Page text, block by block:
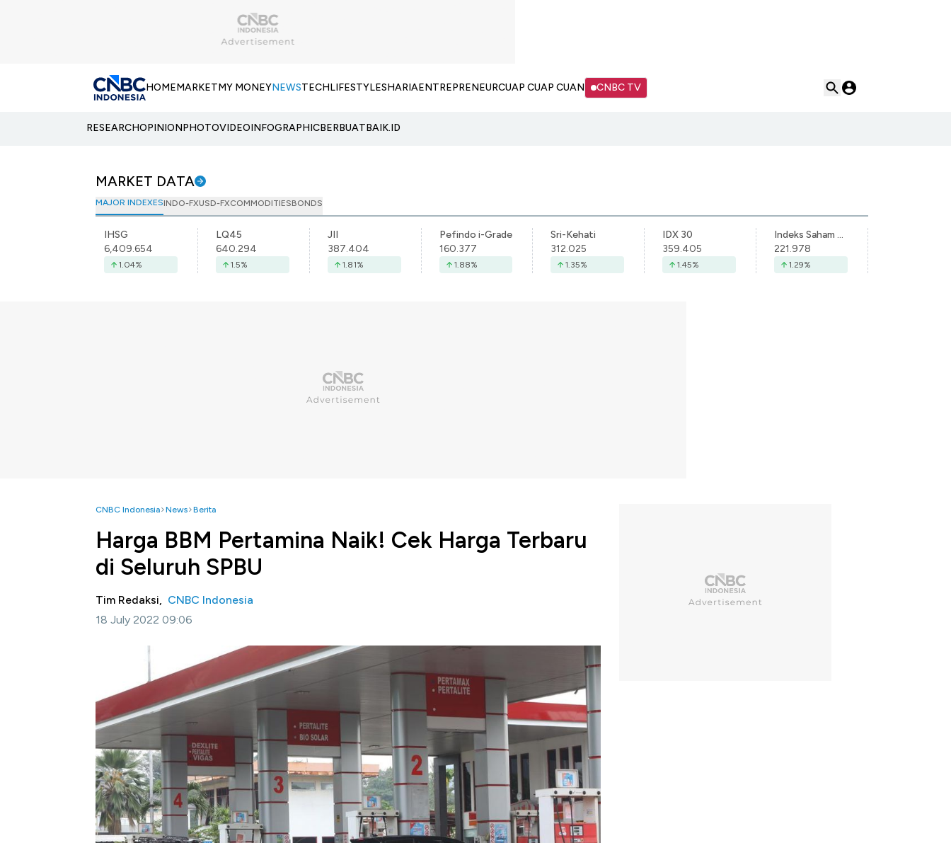
HOMEMARKETMY MONEYNEWSTECHLIFESTYLESHARIAENTREPRENEURCUAP CUAP CUAN CNBC TV
RESEARCHOPINIONPHOTOVIDEOINFOGRAPHICBERBUATBAIK.ID
MARKET DATA
MAJOR INDEXESINDO-FXUSD-FXCOMMODITIESBONDS
IHSG
6,409.654
1.04%
LQ45
640.294
1.5%
JII
387.404
1.81%
Pefindo i-Grade
160.377
1.88%
Sri-Kehati
312.025
1.35%
IDX 30
359.405
1.45%
Indeks Saham Syariah Indonesia
221.978
1.29%
CNBC Indonesia News Berita
Harga BBM Pertamina Naik! Cek Harga Terbaru
di Seluruh SPBU
Tim Redaksi, CNBC Indonesia
18 July 2022 09:06